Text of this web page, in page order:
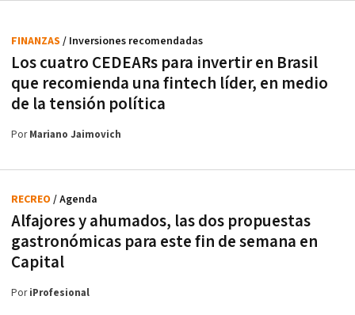
Los cuatro CEDEARs para invertir en Brasil
que recomienda una fintech líder, en medio
de la tensión política
FINANZAS / Inversiones recomendadas
PorMariano Jaimovich
Alfajores y ahumados, las dos propuestas
gastronómicas para este fin de semana en
Capital
RECREO / Agenda
PoriProfesional